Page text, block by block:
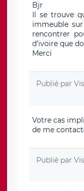
Bjr
Il se trouve
immeuble
rencontrer
d'ivoire que
Merci
Publié par
Votre cas
de me
Publié par